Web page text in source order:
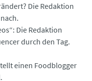
Die Redaktion
Die Redaktion
durch den Tag.
einen Foodblogger